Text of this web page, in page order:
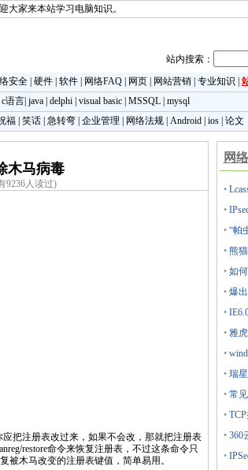
大家来本站学习电脑知识。
站内搜索：
安全| 硬件| 软件| 网络FAQ| 网页| 网站营销| 专业知识
c语言| java| delphi| visual basic| MSSQL| mysql
福| 笑话| 急转弯| 企业管理 网络法规| Android| ios| 论文
木马病毒
9236人读过)
把注册表改过来，如果不会改，那就把注册表
restore命令来恢复注册表，不过这条命令只
被木马改变的注册表键值，简单易用。
网
•
•
• “帕
• 熊
• 如
• 爆
•
• 雅
•
• 瑞
• 常
•
• 360
•